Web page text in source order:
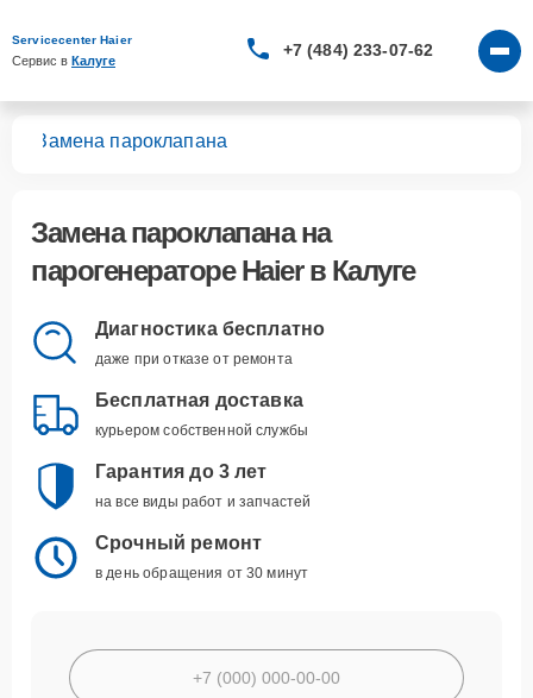
Servicecenter Haier
Сервис в Калуге
+7 (484) 233-07-62
Замена пароклапана
Замена пароклапанана
парогенераторе Haier в Калуге
Диагностика бесплатно
даже при отказе от ремонта
Бесплатная доставка
курьером собственной службы
Гарантия до 3 лет
на все виды работ и запчастей
Срочный ремонт
в день обращения от 30 минут